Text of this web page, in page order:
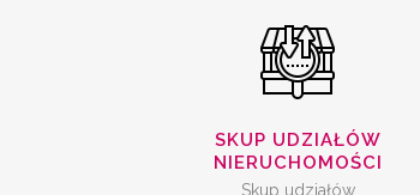
SKUP UDZIAŁÓW
NIERUCHOMOŚCI
Skup udziałów
SKUP SPALONYCH
NIERUCHOMOŚCI